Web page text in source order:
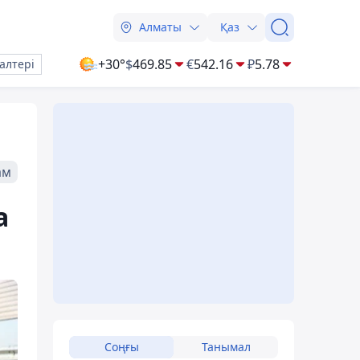
Алматы Қаз
+30°$469.85 €542.16 ₽5.78
Соңғы Танымал